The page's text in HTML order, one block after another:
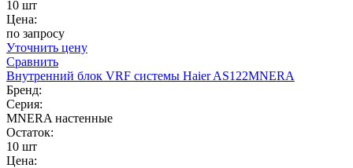
10 шт
Цена:
по запросу
Уточнить цену
Сравнить
Внутренний блок VRF системы Haier AS122MNERA
Бренд:
Серия:
MNERA настенные
Остаток:
10 шт
Цена: